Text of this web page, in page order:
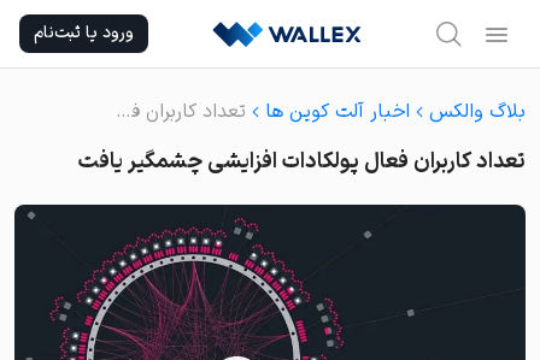
content
ورود یا ثبت‌نام
بلاگ والکس اخبار آلت کوین ها تعداد کاربران فعال پولکادات افزایشی چشمگیر یافت
تعداد کاربران فعال پولکادات افزایشی چشمگیر یافت